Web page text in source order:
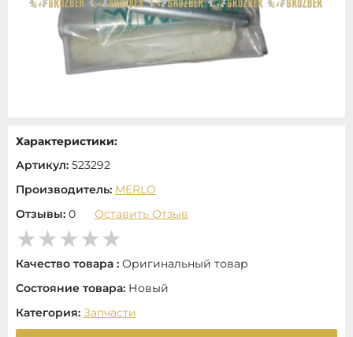
Характеристики:
Артикул: 523292
Производитель: MERLO
Отзывы: 0 Оставить Отзыв
Качество товара : Оригинальный товар
Состояние товара: Новый
Категория: Запчасти